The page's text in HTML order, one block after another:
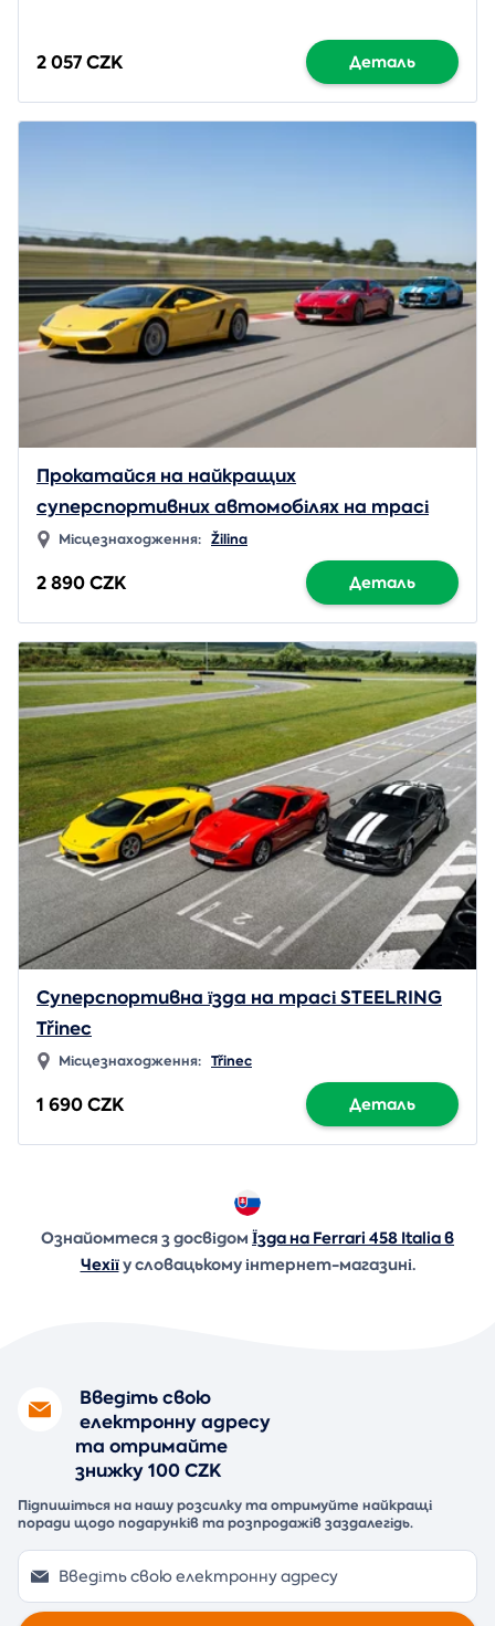
2 057 CZK Деталь
Прокатайся на найкращих
суперспортивних автомобілях на трасі
аеропорту Жиліна
Місцезнаходження: Žilina
2 890 CZK Деталь
Суперспортивна їзда на трасі STEELRING
Třinec
Місцезнаходження: Třinec
1 690 CZK Деталь
Ознайомтеся з досвідом Їзда на Ferrari 458 Italia в
Чехіїу словацькому інтернет-магазині.
Введіть свою
електронну адресу
та отримайте
знижку 100 CZK
Підпишіться на нашу розсилку та отримуйте найкращі
поради щодо подарунків та розпродажів заздалегідь.